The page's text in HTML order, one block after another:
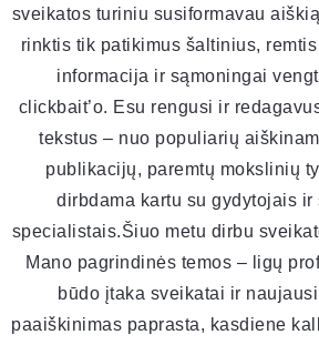
sveikatos turiniu susiformavau
rinktis tik patikimus šaltinius,
informacija ir sąmoningai
clickbait’o. Esu rengusi ir
tekstus – nuo populiarių
publikacijų, paremtų mokslinių
dirbdama kartu su gydytojais
specialistais.Šiuo metu dirbu
Mano pagrindinės temos – ligų
būdo įtaka sveikatai ir
paaiškinimas paprasta, kasdiene